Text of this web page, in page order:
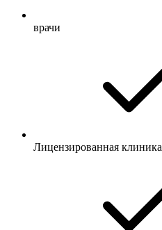
врачи
Лицензированная клиника